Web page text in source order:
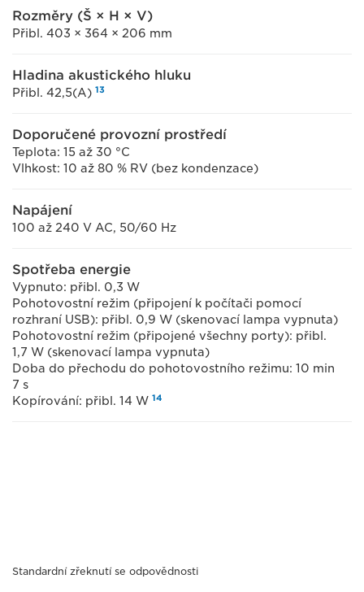
Rozměry (Š × H × V)
Přibl. 403 × 364 × 206 mm
Hladina akustického hluku
Přibl. 42,5(A) 13
Doporučené provozní prostředí
Teplota: 15 až 30 °C
Vlhkost: 10 až 80 % RV (bez kondenzace)
Napájení
100 až 240 V AC, 50/60 Hz
Spotřeba energie
Vypnuto: přibl. 0,3 W
Pohotovostní režim (připojení k počítači pomocí
rozhraní USB): přibl. 0,9 W (skenovací lampa vypnuta)
Pohotovostní režim (připojené všechny porty): přibl.
1,7 W (skenovací lampa vypnuta)
Doba do přechodu do pohotovostního režimu: 10 min
7 s
Kopírování: přibl. 14 W 14
Standardní zřeknutí se odpovědnosti